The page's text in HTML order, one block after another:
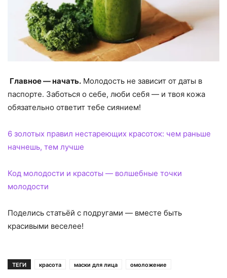
Главное — начать. Молодость не зависит от даты в
паспорте. Заботься о себе, люби себя — и твоя кожа
обязательно ответит тебе сиянием!
6 золотых правил нестареющих красоток: чем раньше
начнешь, тем лучше
Код молодости и красоты — волшебные точки
молодости
Поделись статьёй с подругами — вместе быть
красивыми веселее!
ТЕГИ красота маски для лица омоложение